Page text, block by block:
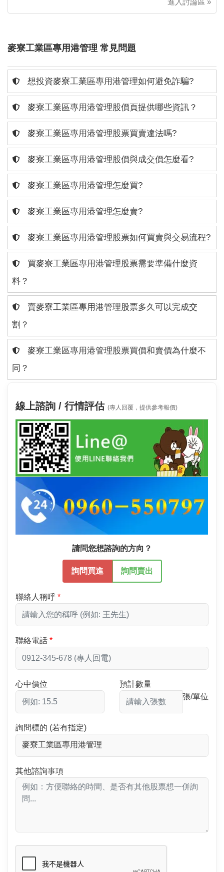
進入討論區 »
麥寮工業區專用港管理 常見問題
想投資麥寮工業區專用港管理如何避免詐騙?
麥寮工業區專用港管理股價頁提供哪些資訊？
麥寮工業區專用港管理股票買賣違法嗎?
麥寮工業區專用港管理股價與成交價怎麼看?
麥寮工業區專用港管理怎麼買?
麥寮工業區專用港管理怎麼賣?
麥寮工業區專用港管理股票如何買賣與交易流程?
買麥寮工業區專用港管理股票需要準備什麼資
料？
賣麥寮工業區專用港管理股票多久可以完成交
割？
麥寮工業區專用港管理股票買價和賣價為什麼不
同？
線上諮詢 / 行情評估 (專人回覆，提供參考報價)
請問您想諮詢的方向？
詢問買進 詢問賣出
聯絡人稱呼
聯絡電話
心中價位
預計數量
張/單位
詢問標的 (若有指定)
其他諮詢事項